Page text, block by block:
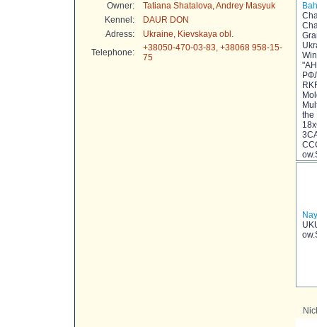
Owner:
Tatiana Shatalova, Andrey Masyuk
Kennel:
DAUR DON
Adress:
Ukraine, Kievskaya obl.
Telephone:
+38050-470-03-83, +38068 958-15-
75
the